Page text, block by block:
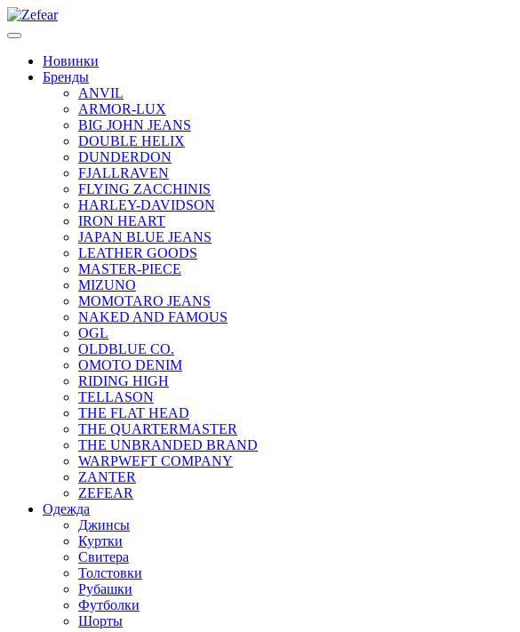
Новинки
Бренды
ANVIL
ARMOR-LUX
BIG JOHN JEANS
DOUBLE HELIX
DUNDERDON
FJALLRAVEN
FLYING ZACCHINIS
HARLEY-DAVIDSON
IRON HEART
JAPAN BLUE JEANS
LEATHER GOODS
MASTER-PIECE
MIZUNO
MOMOTARO JEANS
NAKED AND FAMOUS
OGL
OLDBLUE CO.
OMOTO DENIM
RIDING HIGH
TELLASON
THE FLAT HEAD
THE QUARTERMASTER
THE UNBRANDED BRAND
WARPWEFT COMPANY
ZANTER
ZEFEAR
Одежда
Джинсы
Куртки
Свитера
Толстовки
Рубашки
Футболки
Шорты